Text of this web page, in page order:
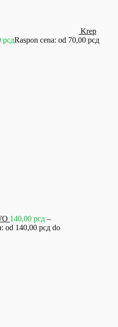
Krep
рсдRaspon cena: od 70,00 рсд
140,00 рсд –
od 140,00 рсд do